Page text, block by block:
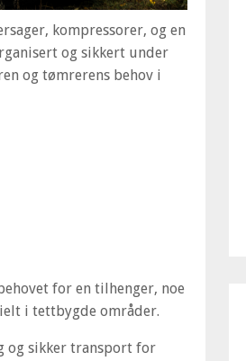
kompressorer, og en
og sikkert under
og tømrerens behov i
for en tilhenger, noe
i tettbygde områder.
og sikker transport for